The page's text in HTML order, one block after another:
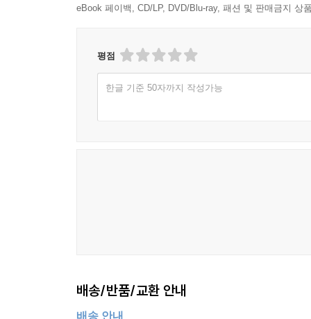
eBook 페이백, CD/LP, DVD/Blu-ray, 패션 및 판매금지 상
평점
한글 기준 50자까지 작성가능
배송/반품/교환 안내
배송 안내